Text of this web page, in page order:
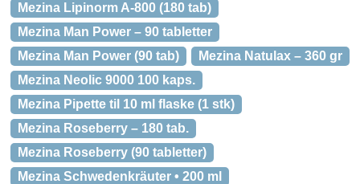
Mezina Lipinorm A-800 (180 tab)
Mezina Man Power – 90 tabletter
Mezina Man Power (90 tab)
Mezina Natulax – 360 gr
Mezina Neolic 9000 100 kaps.
Mezina Pipette til 10 ml flaske (1 stk)
Mezina Roseberry – 180 tab.
Mezina Roseberry (90 tabletter)
Mezina Schwedenkräuter • 200 ml